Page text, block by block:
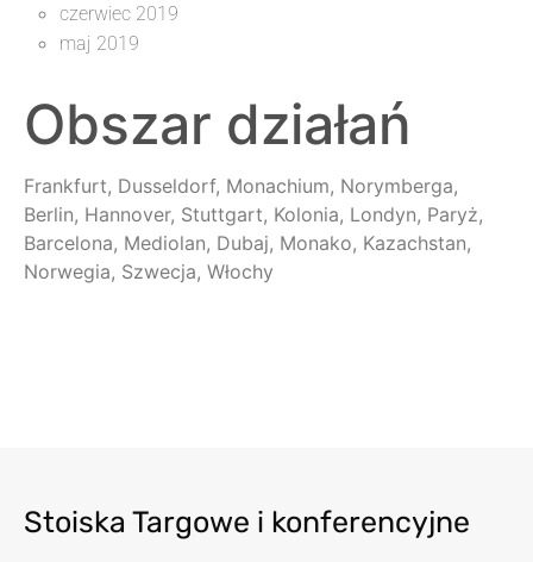
czerwiec 2019
maj 2019
Obszar działań
Frankfurt, Dusseldorf, Monachium, Norymberga,
Berlin, Hannover, Stuttgart, Kolonia, Londyn, Paryż,
Barcelona, Mediolan, Dubaj, Monako, Kazachstan,
Norwegia, Szwecja, Włochy
Stoiska Targowe i konferencyjne